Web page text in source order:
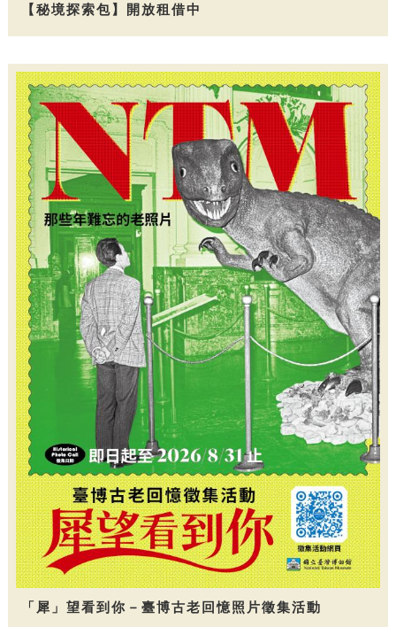
【秘境探索包】開放租借中
「犀」望看到你－臺博古老回憶照片徵集活動